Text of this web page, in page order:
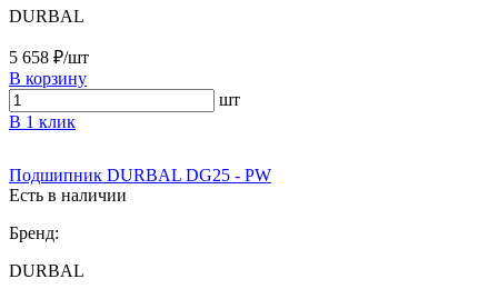
DURBAL
5 658 ₽/шт
В корзину
шт
В 1 клик
Подшипник DURBAL DG25 - PW
Есть в наличии
Бренд:
DURBAL